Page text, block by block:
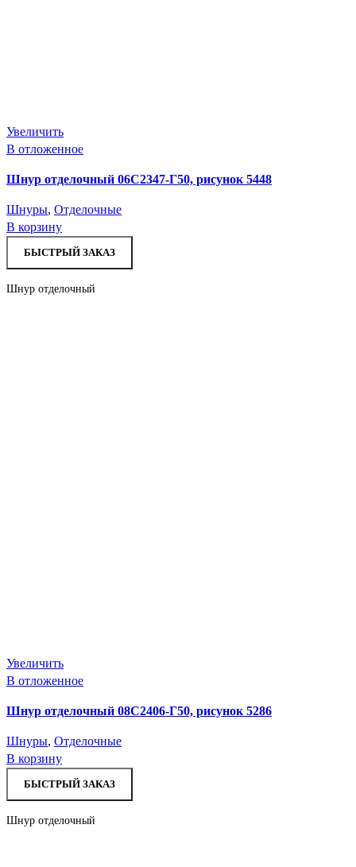
Увеличить
В отложенное
Шнур отделочный 06С2347-Г50, рисунок 5448
Шнуры, Отделочные
В корзину
БЫСТРЫЙ ЗАКАЗ
Шнур отделочный
Увеличить
В отложенное
Шнур отделочный 08С2406-Г50, рисунок 5286
Шнуры, Отделочные
В корзину
БЫСТРЫЙ ЗАКАЗ
Шнур отделочный